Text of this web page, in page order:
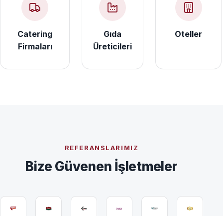
Catering
Firmaları
Gıda
Üreticileri
Oteller
REFERANSLARIMIZ
Bize Güvenen İşletmeler